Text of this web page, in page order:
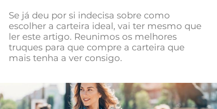
Negócios
Mundial 2026
Se já deu por si indecisa sobre como
escolher a carteira ideal, vai ter mesmo que
ler este artigo. Reunimos os melhores
truques para que compre a carteira que
mais tenha a ver consigo.